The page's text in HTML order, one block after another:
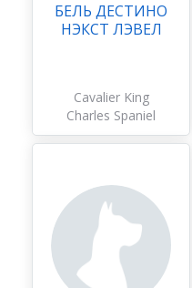
БЕЛЬ ДЕСТИНО
НЭКСТ ЛЭВЕЛ
Cavalier King
Charles Spaniel